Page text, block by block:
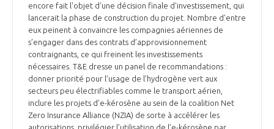
encore fait l'objet d'une décision finale d'investissement, qui
lancerait la phase de construction du projet. Nombre d’entre
eux peinent à convaincre les compagnies aériennes de
s’engager dans des contrats d’approvisionnement
contraignants, ce qui freinent les investissements
nécessaires. T&E dresse un panel de recommandations :
donner priorité pour l’usage de l’hydrogène vert aux
secteurs peu électrifiables comme le transport aérien,
inclure les projets d’e-kérosène au sein de la coalition Net
Zero Insurance Alliance (NZIA) de sorte à accélérer les
autorisations, privilégier l’utilisation de l’e-kérosène par